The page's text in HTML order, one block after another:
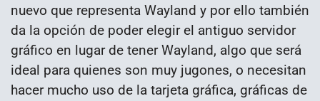
nuevo que representa Wayland y por ello también
da la opción de poder elegir el antiguo servidor
gráfico en lugar de tener Wayland, algo que será
ideal para quienes son muy jugones, o necesitan
hacer mucho uso de la tarjeta gráfica, gráficas de